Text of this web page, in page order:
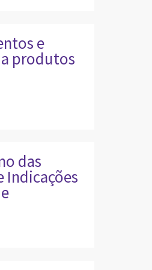
e
produtos
das
Indicações